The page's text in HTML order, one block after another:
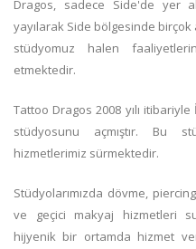
Dragos, sadece Side'de yer
yayılarak Side bölgesinde
stüdyomuz halen
etmektedir.
Tattoo Dragos 2008 yılı
stüdyosunu açmıştır. Bu
hizmetlerimiz sürmektedir.
Stüdyolarımızda dövme,
ve geçici makyaj hizmetleri
hijyenik bir ortamda hizmet